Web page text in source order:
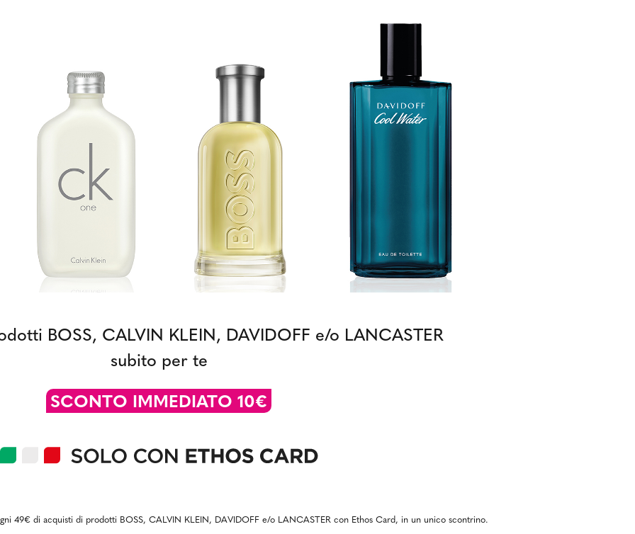
BOSS, CALVIN KLEIN, DAVIDOFF e/o LANCASTER
subito per te
SCONTO IMMEDIATO 10€
49€ di acquisti di prodotti BOSS, CALVIN KLEIN, DAVIDOFF e/o LANCASTER con Ethos Card, in un unico scontrino.